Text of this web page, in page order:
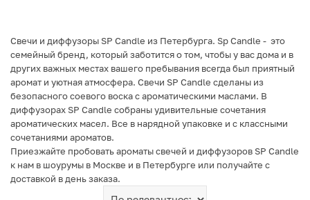
Свечи и диффузоры SP Candle из Петербурга. Sp Candle - это
семейный бренд, который заботится о том, чтобы у вас дома и в
других важных местах вашего пребывания всегда был приятный
аромат и уютная атмосфера. Свечи SP Candle сделаны из
безопасного соевого воска с ароматическими маслами. В
диффузорах SP Candle собраны удивительные сочетания
ароматических масел. Все в нарядной упаковке и с классными
сочетаниями ароматов.
Приезжайте пробовать ароматы свечей и диффузоров SP Candle
к нам в шоурумы в Москве и в Петербурге или получайте с
доставкой в день заказа.